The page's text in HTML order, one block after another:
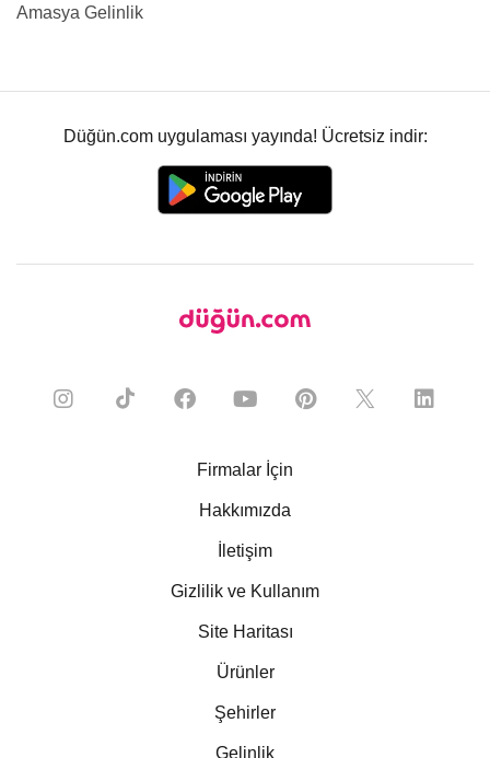
Amasya Gelinlik
Düğün.com uygulaması yayında! Ücretsiz indir:
Firmalar İçin
Hakkımızda
İletişim
Gizlilik ve Kullanım
Site Haritası
Ürünler
Şehirler
Gelinlik